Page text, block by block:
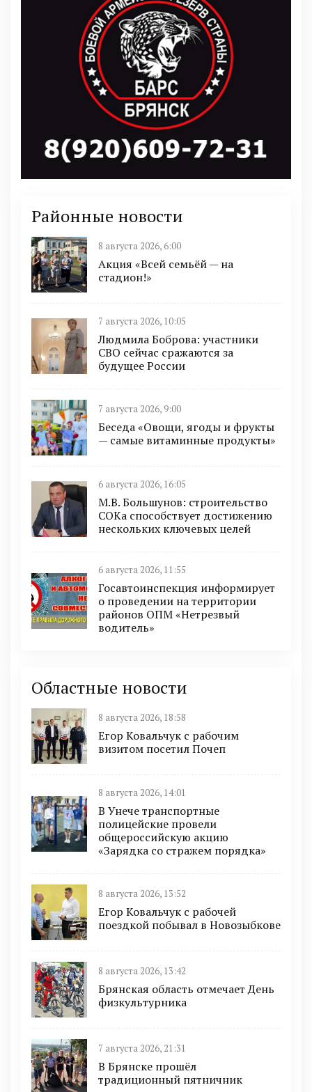
Районные новости
8 августа 2026, 6:00
Акция «Всей семьёй — на
стадион!»
7 августа 2026, 10:05
Людмила Боброва: участники
СВО сейчас сражаются за
будущее России
7 августа 2026, 9:00
Беседа «Овощи, ягоды и фрукты
— самые витаминные продукты»
6 августа 2026, 16:05
М.В. Большунов: строительство
СОКа способствует достижению
нескольких ключевых целей
6 августа 2026, 11:55
Госавтоинспекция информирует
о проведении на территории
районов ОПМ «Нетрезвый
водитель»
Областные новости
8 августа 2026, 18:58
Егор Ковальчук с рабочим
визитом посетил Почеп
8 августа 2026, 14:01
В Унече транспортные
полицейские провели
общероссийскую акцию
«Зарядка со стражем порядка»
8 августа 2026, 13:52
Егор Ковальчук с рабочей
поездкой побывал в Новозыбкове
8 августа 2026, 13:42
Брянская область отмечает День
физкультурника
7 августа 2026, 21:31
В Брянске прошёл
традиционный пятничник